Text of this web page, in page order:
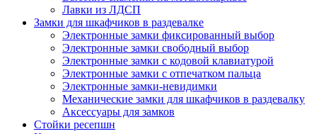
Лавки из ЛДСП
Замки для шкафчиков в раздевалке
Электронные замки фиксированный выбор
Электронные замки свободный выбор
Электронные замки с кодовой клавиатурой
Электронные замки с отпечатком пальца
Электронные замки-невидимки
Механические замки для шкафчиков в раздевалку
Аксессуары для замков
Стойки ресепшн